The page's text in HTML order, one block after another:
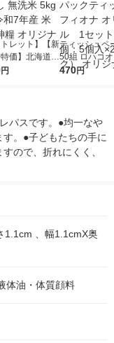
トレット】【新
価】北海道産
し 無洗米 5k
円
ティッシュペ
50組 ロハコ
ルソフトパッ
オリジナル
470円
パスです。●均一なや
。●子どもたちの手に
ので、折れにくく、
1.1cm 、幅1.1cmX奥
体油・体質顔料